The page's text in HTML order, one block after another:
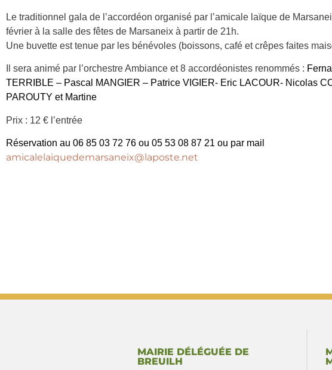
Le traditionnel gala de l’accordéon organisé par l’amicale laïque de
février à la salle des fêtes de Marsaneix à partir de 21h.
Une buvette est tenue par les bénévoles (boissons, café et crêpes faites
Il sera animé par l’orchestre Ambiance et8 accordéonistes renommés :
TERRIBLE – Pascal MANGIER – Patrice VIGIER- Eric LACOUR- Nicolas
PAROUTY et Martine
Prix : 12 € l’entrée
Réservation au 06 85 03 72 76 ou 05 53 08 87 21 ou par mail
amicalelaiquedemarsaneix@laposte.net
MAIRIE DÉLÉGUÉE DE
BREUILH